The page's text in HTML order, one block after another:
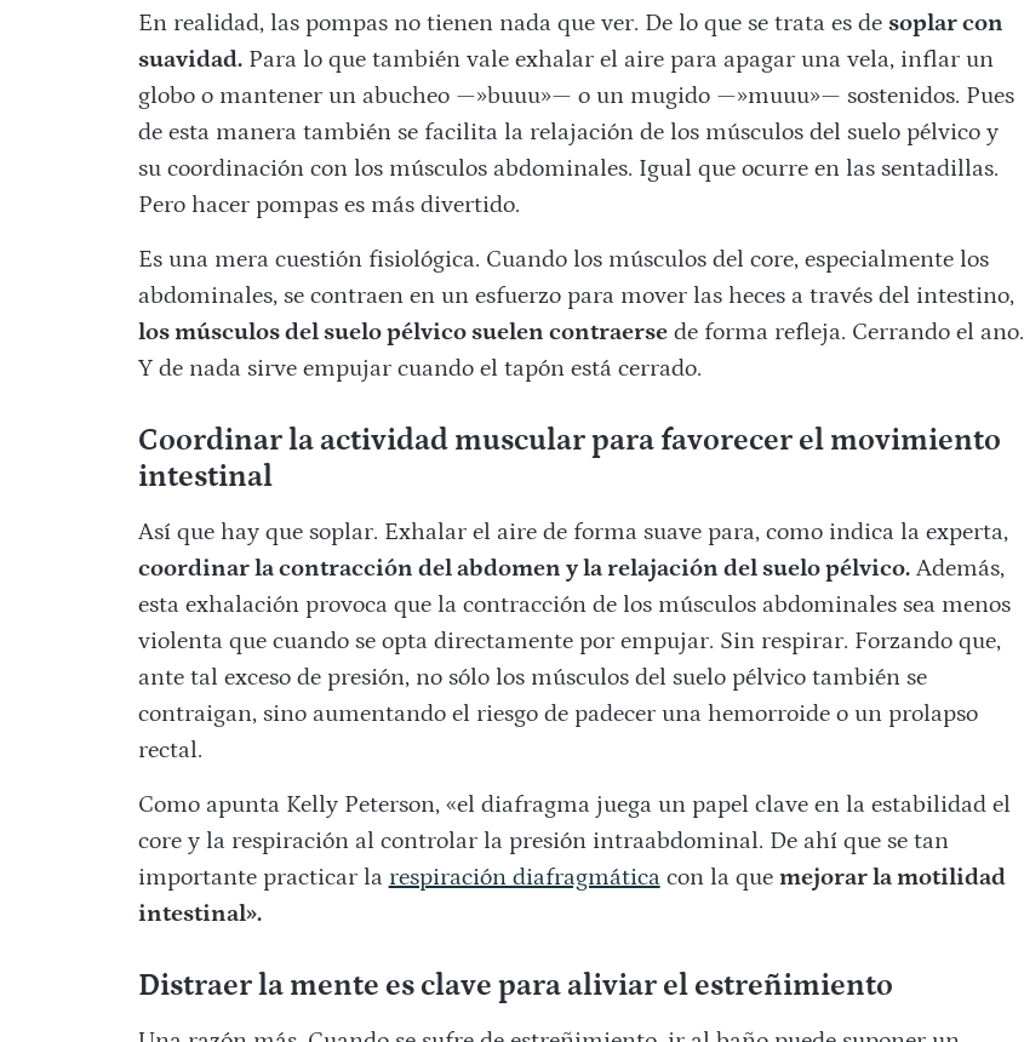
En realidad, las pompas no tienen nada que ver. De lo que se trata es de soplar con
suavidad.Para lo que también vale exhalar el aire para apagar una vela, inflar un
globo o mantener un abucheo —»buuu»— o un mugido —»muuu»— sostenidos. Pues
de esta manera también se facilita la relajación de los músculos del suelo pélvico y
su coordinación con los músculos abdominales. Igual que ocurre en las sentadillas.
Pero hacer pompas es más divertido.
Es una mera cuestión fisiológica. Cuando los músculos del core, especialmente los
abdominales, se contraen en un esfuerzo para mover las heces a través del intestino,
los músculos del suelo pélvico suelen contraersede forma refleja. Cerrando el ano.
Y de nada sirve empujar cuando el tapón está cerrado.
Coordinar la actividad muscular para favorecer el movimiento
intestinal
Así que hay que soplar. Exhalar el aire de forma suave para, como indica la experta,
coordinar la contracción del abdomen y la relajación del suelo pélvico.Además,
esta exhalación provoca que la contracción de los músculos abdominales sea menos
violenta que cuando se opta directamente por empujar. Sin respirar. Forzando que,
ante tal exceso de presión, no sólo los músculos del suelo pélvico también se
contraigan, sino aumentando el riesgo de padecer una hemorroide o un prolapso
rectal.
Como apunta Kelly Peterson, «el diafragma juega un papel clave en la estabilidad el
core y la respiración al controlar la presión intraabdominal. De ahí que se tan
importante practicar la respiración diafragmáticacon la que mejorar la motilidad
intestinal».
Distraer la mente es clave para aliviar el estreñimiento